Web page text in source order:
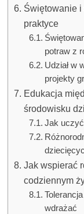
Świętowanie
praktyce
potraw z
Udział w
projekty
Edukacja
środowisku
Jak
Jak wspierać
codziennym
wdrażać